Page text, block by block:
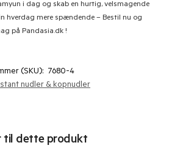
i dag og skab en hurtig, velsmagende
hverdag mere spændende – Bestil nu og
på Pandasia.dk !
(SKU): 7680-4
nudler & kopnudler
til dette produkt